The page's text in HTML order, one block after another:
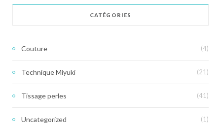
CATÉGORIES
Couture (4)
Technique Miyuki (21)
Tissage perles (41)
Uncategorized (1)